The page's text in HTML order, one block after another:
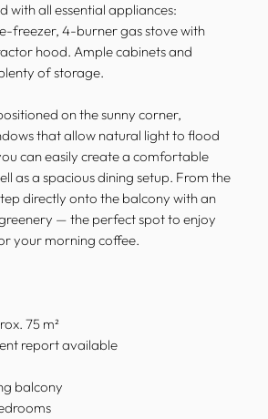
with all essential appliances:
freezer, 4-burner gas stove with
hood. Ample cabinets and
of storage.
on the sunny corner,
that allow natural light to flood
can easily create a comfortable
as a spacious dining setup. From the
directly onto the balcony with an
— the perfect spot to enjoy
your morning coffee.
75 m²
report available
balcony